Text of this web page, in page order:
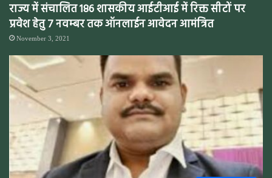
राज्य में संचालित 186 शासकीय आईटीआई में रिक्त सीटों पर
प्रवेश हेतु 7 नवम्बर तक ऑनलाईन आवेदन आमंत्रित
November 3, 2021